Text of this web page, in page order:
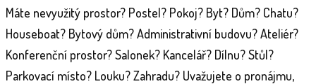
Máte nevyužitý prostor? Postel? Pokoj? Byt? Dům? Chatu?
Houseboat? Bytový dům? Administrativní budovu? Ateliér?
Konferenční prostor? Salonek? Kancelář? Dílnu? Stůl?
Parkovací místo? Louku? Zahradu? Uvažujete o pronájmu,